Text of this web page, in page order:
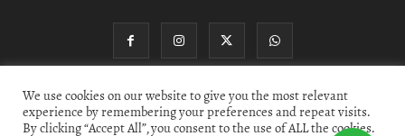
Privacy Policy Contact Us
We use cookies on our website to give you the most relevant
experience by remembering your preferences and repeat visits.
By clicking “Accept All”, you consent to the use of ALL the cookies.